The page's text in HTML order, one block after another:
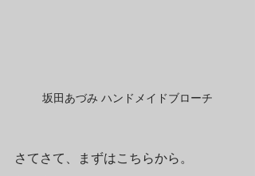
坂田あづみ ハンドメイドブローチ
さてさて、まずはこちらから。